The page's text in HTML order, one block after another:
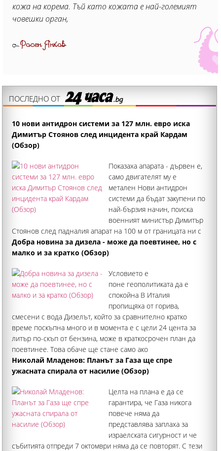
кожа на корема. Тъй като кожата е най-големият
човешки орган,
ОтРосен Янков
ПОСЛЕДНО ОТ
10 нови антидрон системи за 127 млн. евро иска
Димитър Стоянов след инцидента край Кардам
(Обзор)
Показаха апарата - дървен е,
само двигателят му е
метален Нови антидрон
системи да бъдат закупени по
най-бързия начин, поиска
военният министър Димитър
Стоянов след падналия апарат на 100 м от границата ни с
Румъния. Случаят от събота сутринта, за който съобщи
лично премиерът Румен Радев, е първият самовзривил се
Добра новина за дизела - може да поевтинее, но с
малко и за кратко (Обзор)
Условието е
поне геополитиката да е
спокойна В Италия
пропищяха от горива,
смесени с вода Дизелът, който за сравнително кратко
време поскъпна много и в момента е с цели 24 цента за
литър по-скъп от бензина, може в краткосрочен план да
поевтинее. Това обаче ще стане само ако
геополитическата обстановка остане спокойна – тогава
средната цена на
Николай Младенов: Планът за Газа ще спре
ужасната спирала от насилие (Обзор)
Целта на плана е да се
гарантира, че Газа никога
повече няма да
представлява заплаха за
израелската сигурност и че
събитията отпреди 7 октомври няма да се повторят. С тези